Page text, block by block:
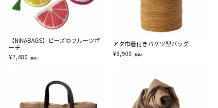
【NINABAGS】ビーズのフルーツポ
ーチ
¥7,480 （税込）
アタ巾着付きバケツ型バッグ
¥9,900 （税込）